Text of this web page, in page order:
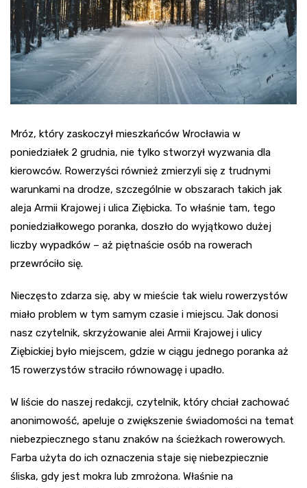
Mróz, który zaskoczył mieszkańców Wrocławia w
poniedziałek 2 grudnia, nie tylko stworzył wyzwania dla
kierowców. Rowerzyści również zmierzyli się z trudnymi
warunkami na drodze, szczególnie w obszarach takich jak
aleja Armii Krajowej i ulica Ziębicka. To właśnie tam, tego
poniedziałkowego poranka, doszło do wyjątkowo dużej
liczby wypadków – aż piętnaście osób na rowerach
przewróciło się.
Nieczęsto zdarza się, aby w mieście tak wielu rowerzystów
miało problem w tym samym czasie i miejscu. Jak donosi
nasz czytelnik, skrzyżowanie alei Armii Krajowej i ulicy
Ziębickiej było miejscem, gdzie w ciągu jednego poranka aż
15 rowerzystów straciło równowagę i upadło.
W liście do naszej redakcji, czytelnik, który chciał zachować
anonimowość, apeluje o zwiększenie świadomości na temat
niebezpiecznego stanu znaków na ścieżkach rowerowych.
Farba użyta do ich oznaczenia staje się niebezpiecznie
śliska, gdy jest mokra lub zmrożona. Właśnie na